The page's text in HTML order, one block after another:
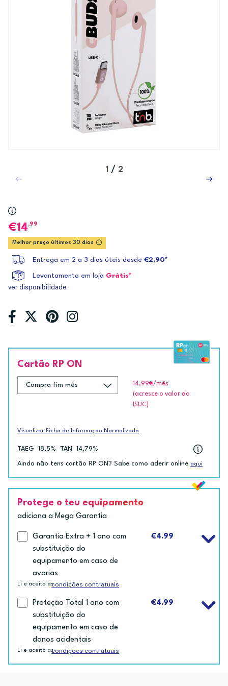
1 / 2
14,99
Melhor preço últimos 30 dias
Entrega em 2 a 3 dias úteis desde €2,90*
Levantamento em loja Grátis*
ver disponibilidade
Cartão RP ON
14,99€/mês
(acresce o valor do
ISUC)
Visualizar Ficha de Informação Normalizada
TAEG 18,5% TAN 14,79%
Ainda não tens cartão RP ON? Sabe como aderir online aqui
Protege o teu equipamento
adiciona a Mega Garantia
Garantia Extra + 1 ano com
substituição do
equipamento em caso de
avarias
€4.99
Li e aceito ascondições contratuais
Proteção Total 1 ano com
substituição do
equipamento em caso de
danos acidentais
€4.99
Li e aceito ascondições contratuais